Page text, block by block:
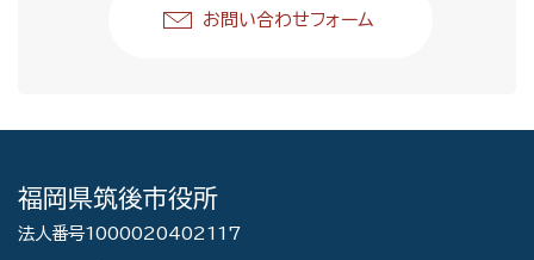
お問い合わせフォーム
福岡県筑後市役所
法人番号1000020402117